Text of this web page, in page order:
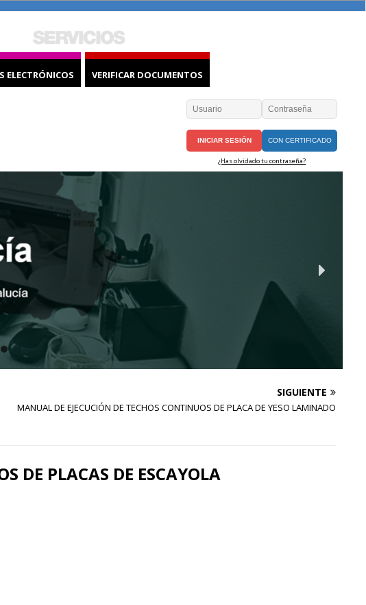
ELECTRÓNICOS VERIFICAR DOCUMENTOS
CON CERTIFICADO
¿Has olvidado tu contraseña?
SIGUIENTE
MANUAL DE EJECUCIÓN DE TECHOS CONTINUOS DE PLACA DE YESO LAMINADO
DE PLACAS DE ESCAYOLA